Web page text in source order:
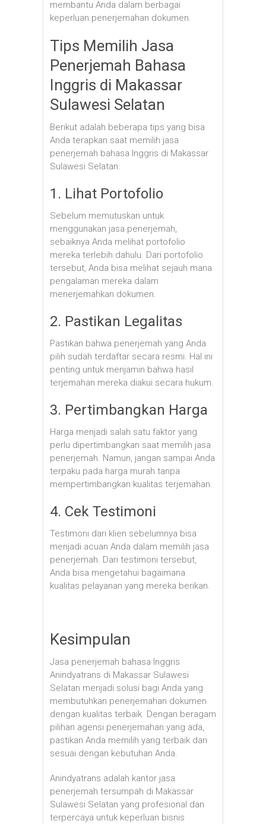
membantu Anda dalam berbagai
keperluan penerjemahan dokumen.
Tips Memilih Jasa
Penerjemah Bahasa
Inggris di Makassar
Sulawesi Selatan
Berikut adalah beberapa tips yang bisa
Anda terapkan saat memilih jasa
penerjemah bahasa Inggris di Makassar
Sulawesi Selatan:
1. Lihat Portofolio
Sebelum memutuskan untuk
menggunakan jasa penerjemah,
sebaiknya Anda melihat portofolio
mereka terlebih dahulu. Dari portofolio
tersebut, Anda bisa melihat sejauh mana
pengalaman mereka dalam
menerjemahkan dokumen.
2. Pastikan Legalitas
Pastikan bahwa penerjemah yang Anda
pilih sudah terdaftar secara resmi. Hal ini
penting untuk menjamin bahwa hasil
terjemahan mereka diakui secara hukum.
3. Pertimbangkan Harga
Harga menjadi salah satu faktor yang
perlu dipertimbangkan saat memilih jasa
penerjemah. Namun, jangan sampai Anda
terpaku pada harga murah tanpa
mempertimbangkan kualitas terjemahan.
4. Cek Testimoni
Testimoni dari klien sebelumnya bisa
menjadi acuan Anda dalam memilih jasa
penerjemah. Dari testimoni tersebut,
Anda bisa mengetahui bagaimana
kualitas pelayanan yang mereka berikan.
Kesimpulan
Jasa penerjemah bahasa Inggris
Anindyatrans di Makassar Sulawesi
Selatan menjadi solusi bagi Anda yang
membutuhkan penerjemahan dokumen
dengan kualitas terbaik. Dengan beragam
pilihan agensi penerjemahan yang ada,
pastikan Anda memilih yang terbaik dan
sesuai dengan kebutuhan Anda.
Anindyatrans adalah kantor jasa
penerjemah tersumpah di Makassar
Sulawesi Selatan yang profesional dan
terpercaya untuk keperluan bisnis